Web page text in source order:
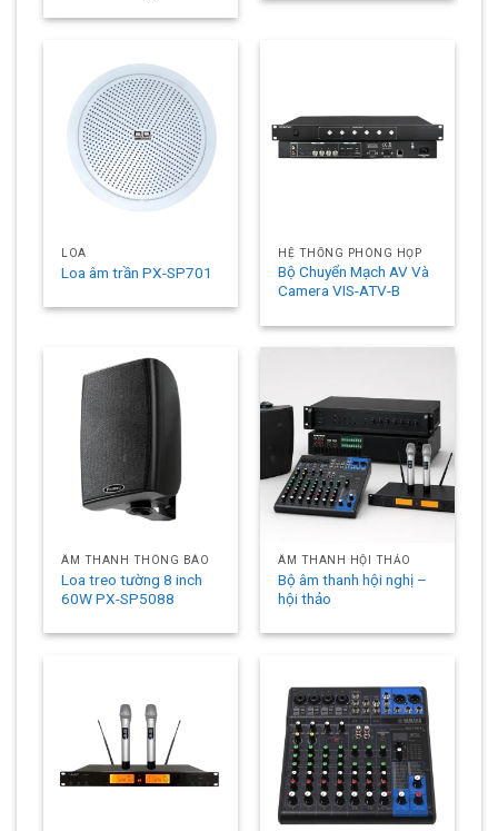
LOA
Loa âm trần PX-SP701
HỆ THỐNG PHÒNG HỌP
Bộ Chuyển Mạch AV Và
Camera VIS-ATV-B
ÂM THANH THÔNG BÁO
Loa treo tường 8 inch
60W PX-SP5088
ÂM THANH HỘI THẢO
Bộ âm thanh hội nghị –
hội thảo